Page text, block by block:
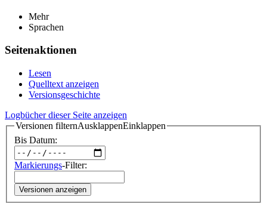
Mehr
Sprachen
Seitenaktionen
Lesen
Quelltext anzeigen
Versionsgeschichte
Logbücher dieser Seite anzeigen
Versionen filternAusklappenEinklappen
Bis Datum:
Markierungs-Filter:
Versionen anzeigen